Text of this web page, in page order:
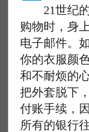
21世纪的
购物时，身
电子邮件。
你的衣服颜
和不耐烦的
把外套脱下
付账手续，
所有的银行